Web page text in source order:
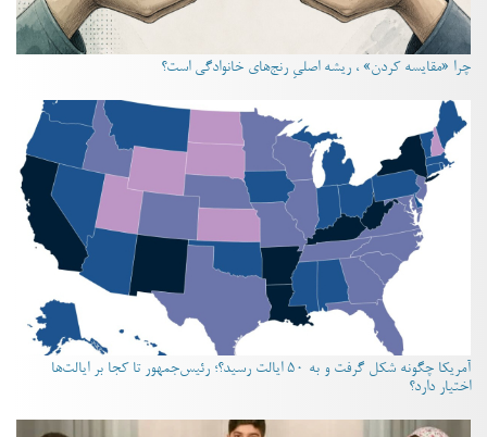
چرا «مقایسه کردن» ، ریشه اصلیِ رنج‌های خانوادگی است؟
آمریکا چگونه شکل گرفت و به ۵۰ ایالت رسید؟؛ رئیس‌جمهور تا کجا بر ایالت‌ها
اختیار دارد؟